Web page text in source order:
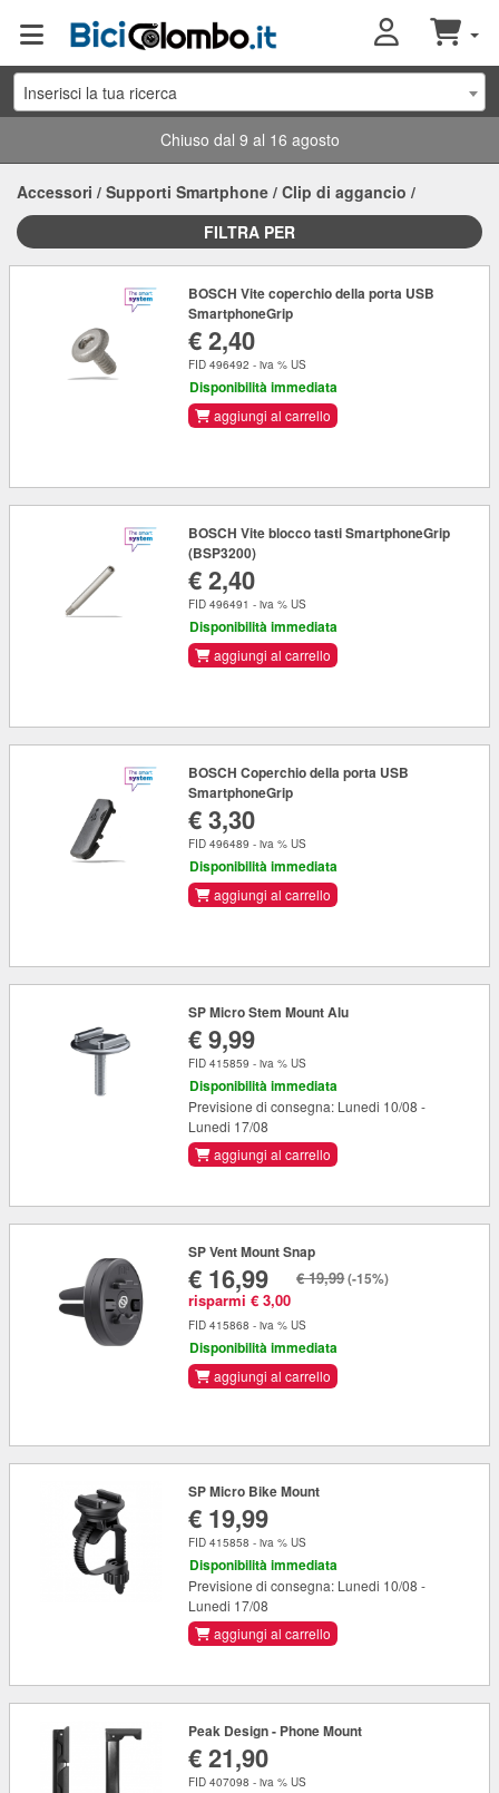
Inserisci la tua ricerca
Chiuso dal 9 al 16 agosto
Accessori / Supporti Smartphone / Clip di aggancio /
FILTRA PER
BOSCH Vite coperchio della porta USB
SmartphoneGrip
€ 2,40
FID 496492 - iva % US
Disponibilità immediata
aggiungi al carrello
BOSCH Vite blocco tasti SmartphoneGrip
(BSP3200)
€ 2,40
FID 496491 - iva % US
Disponibilità immediata
aggiungi al carrello
BOSCH Coperchio della porta USB
SmartphoneGrip
€ 3,30
FID 496489 - iva % US
Disponibilità immediata
aggiungi al carrello
SP Micro Stem Mount Alu
€ 9,99
FID 415859 - iva % US
Disponibilità immediata
Previsione di consegna: Lunedi 10/08 -
Lunedi 17/08
aggiungi al carrello
SP Vent Mount Snap
€ 16,99
risparmi € 3,00
€ 19,99(-15%)
FID 415868 - iva % US
Disponibilità immediata
aggiungi al carrello
SP Micro Bike Mount
€ 19,99
FID 415858 - iva % US
Disponibilità immediata
Previsione di consegna: Lunedi 10/08 -
Lunedi 17/08
aggiungi al carrello
Peak Design - Phone Mount
€ 21,90
FID 407098 - iva % US